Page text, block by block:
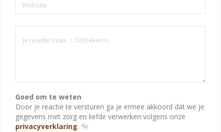
Website
Goed om te weten
Door je reactie te versturen ga je ermee akkoord dat we je
gegevens met zorg en liefde verwerken volgens onze
privacyverklaring.